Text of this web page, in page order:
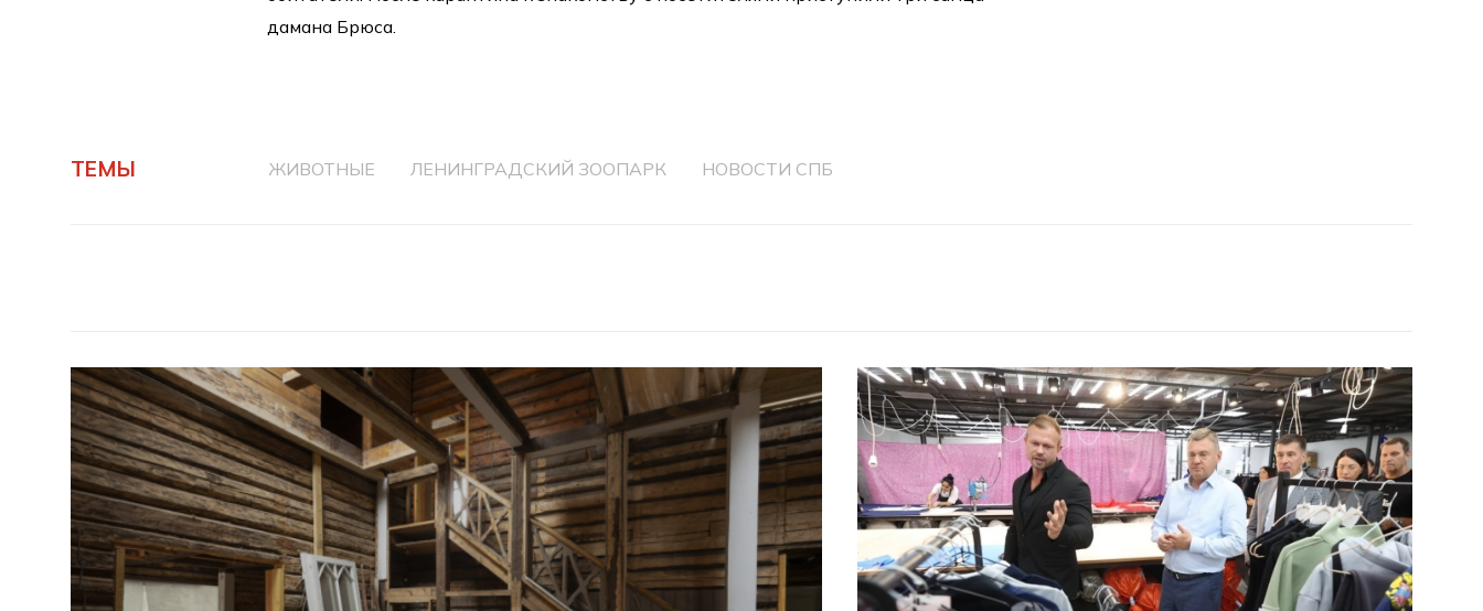
дамана Брюса.
ТЕМЫ ЖИВОТНЫЕ ЛЕНИНГРАДСКИЙ ЗООПАРК НОВОСТИ СПБ